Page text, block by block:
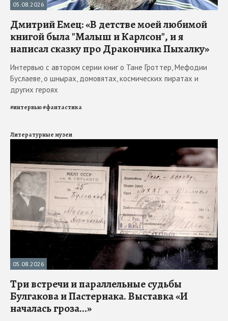
05.08.2026
Дмитрий Емец: «В детстве моей любимой
книгой была "Малыш и Карлсон", и я
написал сказку про Дракончика Пыхалку»
Интервью с автором серии книг о Тане Гроттер, Мефодии
Буслаеве, о шнырах, домовятах, космических пиратах и
других героях
#интервью#фантастика
Литературные музеи
05.08.2026
Три встречи и параллельные судьбы
Булгакова и Пастернака. Выставка «И
началась гроза...»